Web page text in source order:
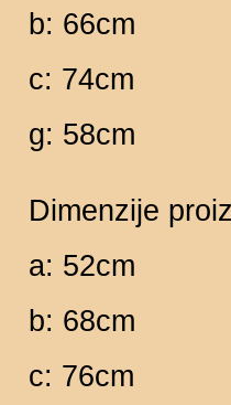
b: 66cm
c: 74cm
g: 58cm
Dimenzije
a: 52cm
b: 68cm
c: 76cm